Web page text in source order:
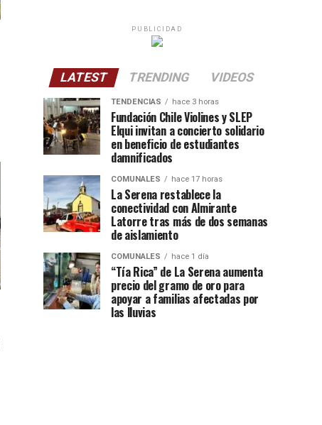
PUBLICIDAD
LATEST TRENDING VIDEOS
TENDENCIAS hace 3 horas
Fundación Chile Violines y SLEP
Elqui invitan a concierto solidario
en beneficio de estudiantes
damnificados
COMUNALES hace 17 horas
La Serena restablece la
conectividad con Almirante
Latorre tras más de dos semanas
de aislamiento
COMUNALES hace 1 día
“Tía Rica” de La Serena aumenta
precio del gramo de oro para
apoyar a familias afectadas por
las lluvias